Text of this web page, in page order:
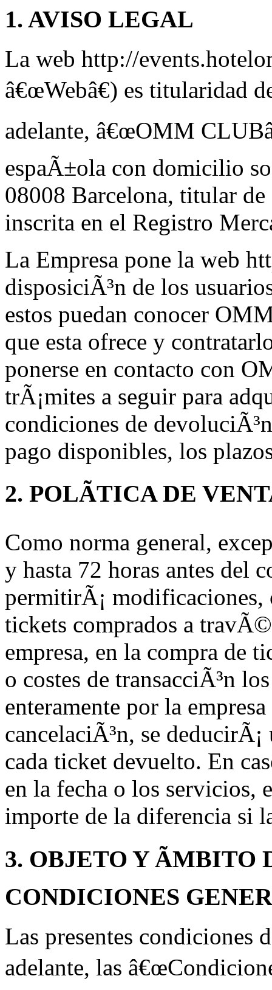
1. AVISO LEGAL
La web http://
â€œWebâ€) es titularidad
adelante, â€œOMM
espaÃ±ola con domicilio
08008 Barcelona, titular
inscrita en el Registro
La Empresa pone la web
disposiciÃ³n de los
estos puedan conocer
que esta ofrece y
ponerse en contacto con
trÃ¡mites a seguir para
condiciones de
pago disponibles, los
2. POLÃTICA DE
Como norma general,
y hasta 72 horas antes del
permitirÃ¡ modificaciones,
tickets comprados a
empresa, en la compra de
o costes de transacciÃ³n
enteramente por la
cancelaciÃ³n, se
cada ticket devuelto. En
en la fecha o los servicios,
importe de la diferencia si
3. OBJETO Y
CONDICIONES
Las presentes condiciones
adelante, las